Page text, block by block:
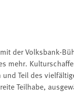
der Volksbank-
mehr.
Teil des
Teilhabe,